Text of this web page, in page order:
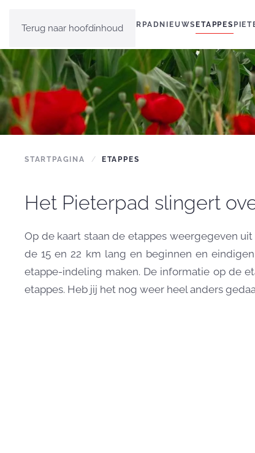
Terug naar hoofdinhoud
HOME PIETERPAD NIEUWS ETAPPES
STARTPAGINA ETAPPES
Het Pieterpad slingert
Op de kaart staan de etappes weergegeven
de 15 en 22 km lang en beginnen en
etappe-indeling maken. De informatie op de
etappes. Heb jij het nog weer heel anders